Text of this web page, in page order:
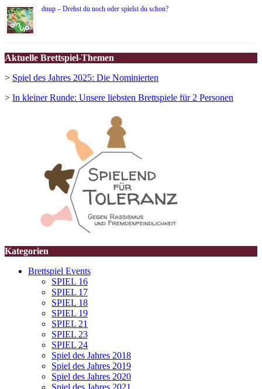
dnup – Drehst du noch oder spielst du schon?
Aktuelle Brettspiel-Themen
> Spiel des Jahres 2025: Die Nominierten
> In kleiner Runde: Unsere liebsten Brettspiele für 2 Personen
Kategorien
Brettspiel Events
SPIEL 16
SPIEL 17
SPIEL 18
SPIEL 19
SPIEL 21
SPIEL 23
SPIEL 24
Spiel des Jahres 2018
Spiel des Jahres 2019
Spiel des Jahres 2020
Spiel des Jahres 2021